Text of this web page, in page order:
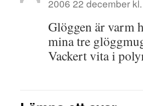
2006 22 december
Glöggen är varm
mina tre
Vackert vita i